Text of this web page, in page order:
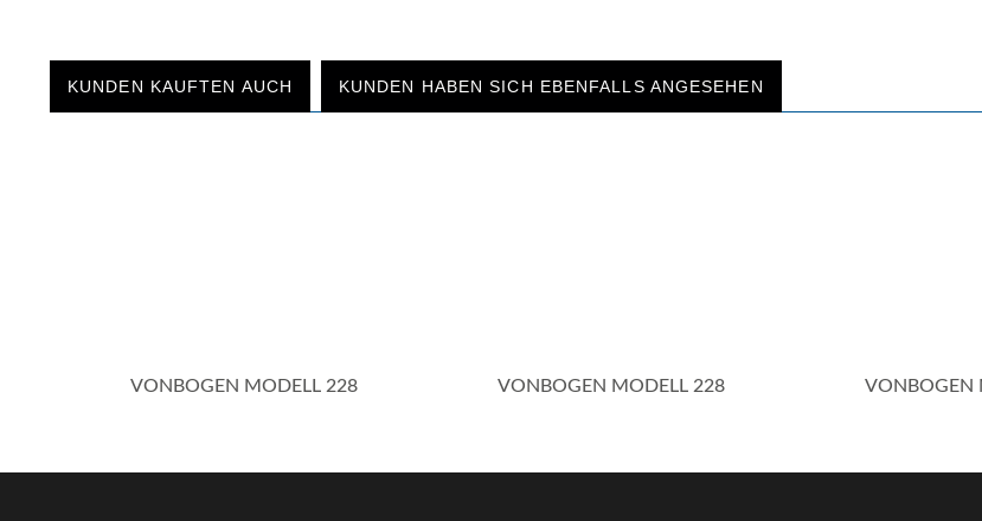
KUNDEN KAUFTEN AUCH KUNDEN HABEN SICH EBENFALLS ANGESEHEN
VONBOGEN MODELL 228 VONBOGEN MODELL 228 VONBOGEN